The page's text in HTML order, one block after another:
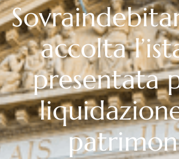
accolta
presentata